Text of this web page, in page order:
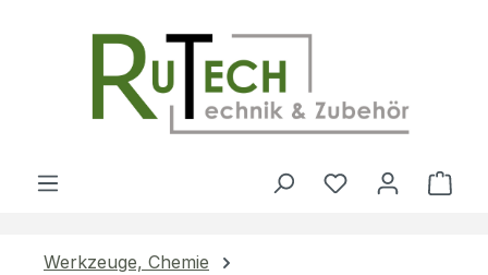
Du hast 0
Werkzeuge, Chemie